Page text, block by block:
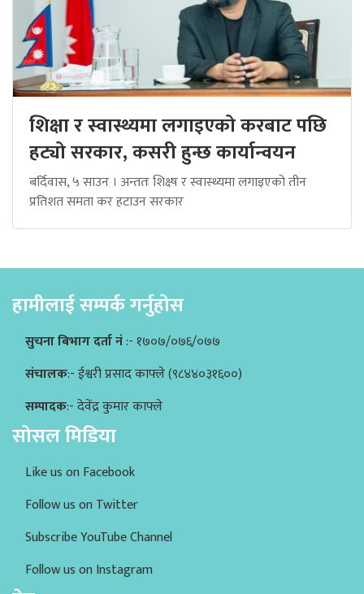
शिक्षा र स्वास्थ्यमा लगाइएको करबाट पछि
हट्यो सरकार, कसरी हुन्छ कार्यान्वयन
बर्दिवास, ५ साउन । अन्ततः शिक्ष्ष र स्वास्थ्यमा लगाइएको तीन
प्रतिशत समता कर हटाउन सरकार
हामीलाई सम्पर्क गर्नुहोस
सुचना बिभाग दर्ता नं:- १७०७/०७६/०७७
संचालक:- ईश्वरी प्रसाद काफ्ले (९८४४०३१६००)
सम्पादक:- देवेंद्र कुमार काफ्ले
सोसल मिडिया
Like us on Facebook
Follow us on Twitter
Subscribe YouTube Channel
Follow us on Instagram